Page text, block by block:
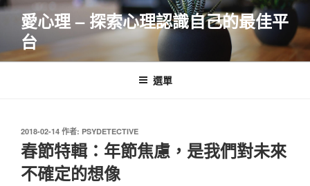
跳
要
愛心理 – 探索心理認識自己的最佳平
台
選單
發
佈
於
2018-02-14 作者: PSYDETECTIVE
春節特輯：年節焦慮，是我們對未來
不確定的想像